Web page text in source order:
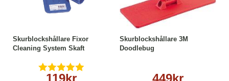
Skurblockshållare Fixor
Cleaning System Skaft
119kr
Skurblockshållare 3M
Doodlebug
449kr